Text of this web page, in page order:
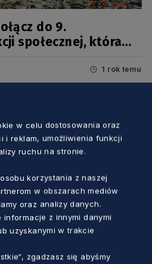
do 9.
społecznej, która
1 rok temu
w celu dostosowania oraz
i reklam, umożliwienia funkcji
ruchu na stronie.
korzystania z naszej
w obszarach mediów
oraz analizy danych.
informacje z innymi danymi
uzyskanymi w trakcie
zgadzasz się abyśmy